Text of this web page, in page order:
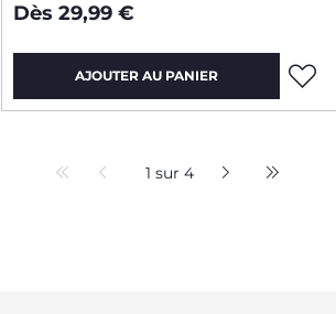
Dès 29,99 €
AJOUTER AU PANIER
1 sur 4